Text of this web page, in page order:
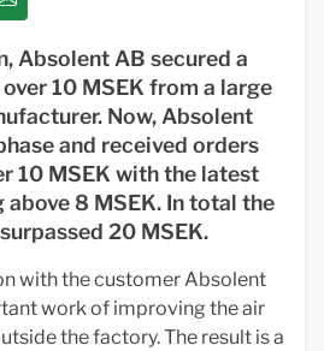
Absolent AB secured a
10 MSEK from a large
Now, Absolent
and received orders
10 MSEK with the latest
8 MSEK. In total the
20 MSEK.
with the customer Absolent
work of improving the air
the factory. The result is a